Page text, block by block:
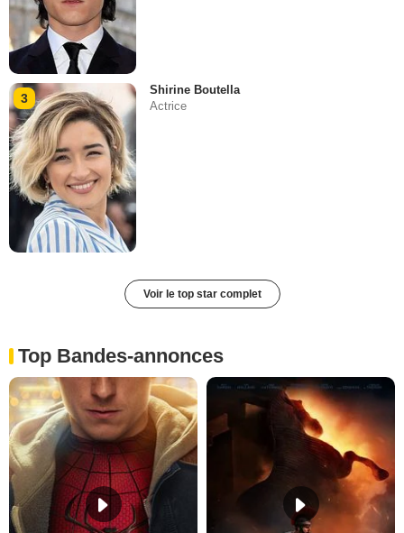
3
Shirine Boutella
Actrice
Voir le top star complet
Top Bandes-annonces